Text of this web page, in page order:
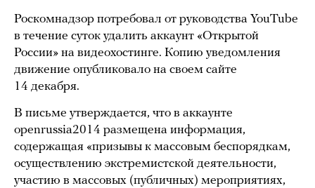
Роскомнадзор потребовал от руководства YouTube
в течение суток удалить аккаунт «Открытой
России» на видеохостинге. Копию уведомления
движение опубликовало на своем сайте
14 декабря.
В письме утверждается, что в аккаунте
openrussia2014 размещена информация,
содержащая «призывы к массовым беспорядкам,
осуществлению экстремистской деятельности,
участию в массовых (публичных) мероприятиях,